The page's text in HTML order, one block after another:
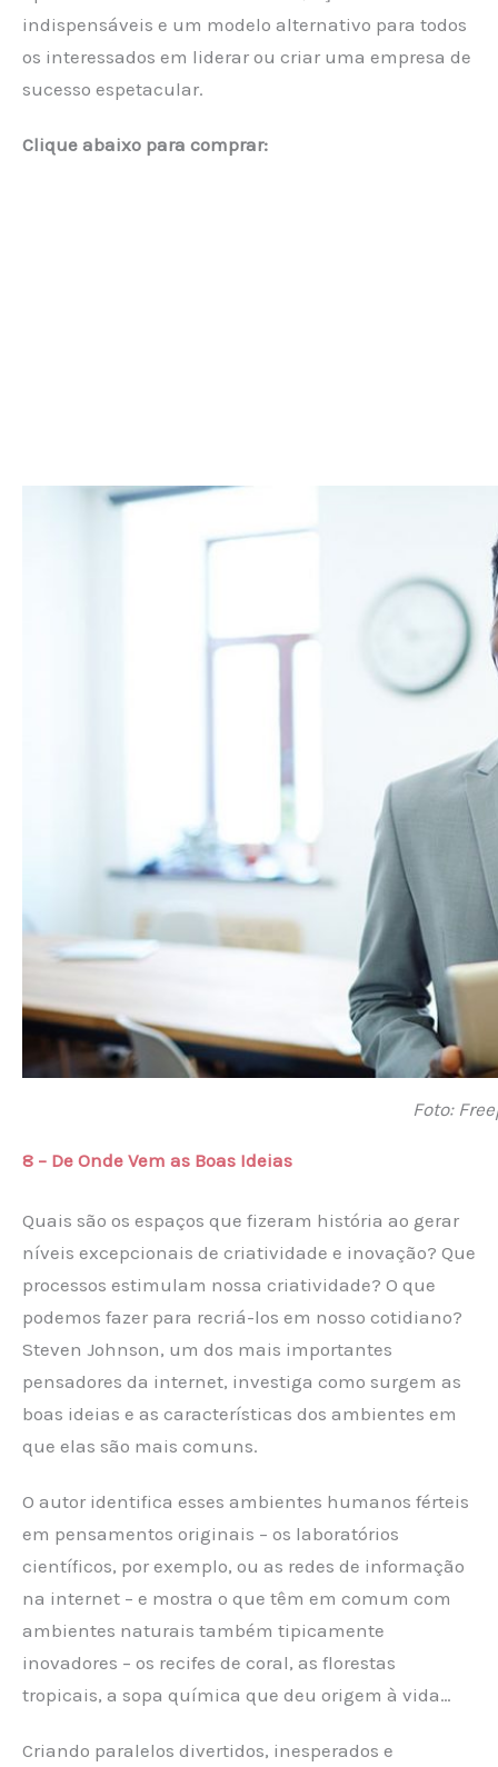
indispensáveis e um modelo alternativo para todos
os interessados em liderar ou criar uma empresa de
sucesso espetacular.
Clique abaixo para comprar:
Foto:
8 – De Onde Vem as Boas Ideias
Quais são os espaços que fizeram história ao gerar
níveis excepcionais de criatividade e inovação? Que
processos estimulam nossa criatividade? O que
podemos fazer para recriá-los em nosso cotidiano?
Steven Johnson, um dos mais importantes
pensadores da internet, investiga como surgem as
boas ideias e as características dos ambientes em
que elas são mais comuns.
O autor identifica esses ambientes humanos férteis
em pensamentos originais – os laboratórios
científicos, por exemplo, ou as redes de informação
na internet – e mostra o que têm em comum com
ambientes naturais também tipicamente
inovadores – os recifes de coral, as florestas
tropicais, a sopa química que deu origem à vida…
Criando paralelos divertidos, inesperados e